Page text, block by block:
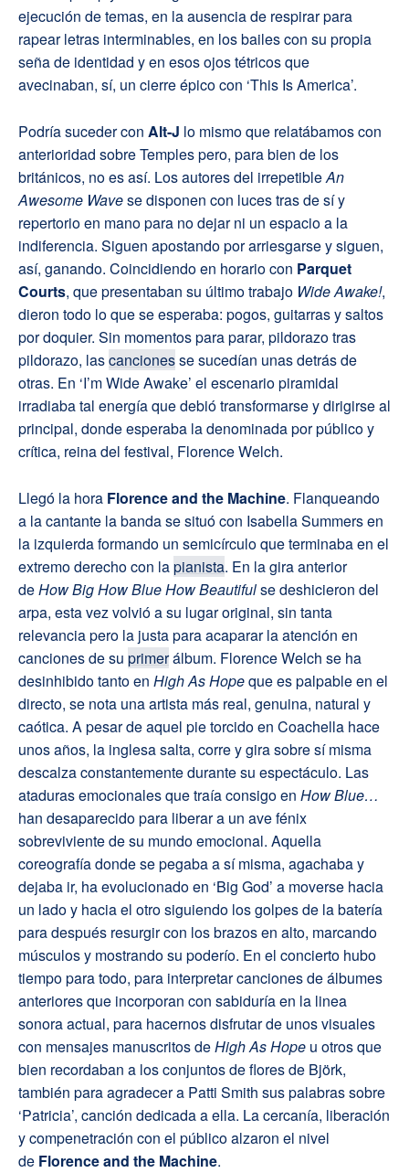
ejecución de temas, en la ausencia de respirar para
rapear letras interminables, en los bailes con su propia
seña de identidad y en esos ojos tétricos que
avecinaban, sí, un cierre épico con ‘This Is America’.
Podría suceder con Alt-J lo mismo que relatábamos con
anterioridad sobre Temples pero, para bien de los
británicos, no es así. Los autores del irrepetibleAn
Awesome Wavese disponen con luces tras de sí y
repertorio en mano para no dejar ni un espacio a la
indiferencia. Siguen apostando por arriesgarse y siguen,
así, ganando. Coincidiendo en horario con Parquet
Courts, que presentaban su último trabajo Wide Awake!,
dieron todo lo que se esperaba: pogos, guitarras y saltos
por doquier. Sin momentos para parar, pildorazo tras
pildorazo, lascancionesse sucedían unas detrás de
otras. En ‘I’m Wide Awake’ el escenario piramidal
irradiaba tal energía que debió transformarse y dirigirse al
principal, donde esperaba la denominada por público y
crítica, reina del festival, Florence Welch.
Llegó la hora Florence and the Machine. Flanqueando
a la cantante la banda se situó con Isabella Summers en
la izquierda formando un semicírculo que terminaba en el
extremo derecho con lapianista. En la gira anterior
deHow Big How Blue How Beautifulse deshicieron del
arpa, esta vez volvió a su lugar original, sin tanta
relevancia pero la justa para acaparar la atención en
canciones de su primerálbum. Florence Welch se ha
desinhibido tanto en High As Hopeque es palpable en el
directo, se nota una artista más real, genuina, natural y
caótica. A pesar de aquel pie torcido en Coachella hace
unos años, la inglesa salta, corre y gira sobre sí misma
descalza constantemente durante su espectáculo. Las
ataduras emocionales que traía consigo en How Blue…
han desaparecido para liberar a un ave fénix
sobreviviente de su mundo emocional. Aquella
coreografía donde se pegaba a sí misma, agachaba y
dejaba ir, ha evolucionado en ‘Big God’ a moverse hacia
un lado y hacia el otro siguiendo los golpes de la batería
para después resurgir con los brazos en alto, marcando
músculos y mostrando su poderío. En el concierto hubo
tiempo para todo, para interpretar canciones de álbumes
anteriores que incorporan con sabiduría en la linea
sonora actual, para hacernos disfrutar de unos visuales
con mensajes manuscritos deHigh As Hope u otros que
bien recordaban a los conjuntos de flores de Björk,
también para agradecer a Patti Smith sus palabras sobre
‘Patricia’, canción dedicada a ella. La cercanía, liberación
y compenetración con el público alzaron el nivel
de Florence and the Machine.